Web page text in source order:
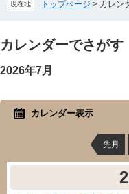
へ
現在地 トップページ > カレン
文
カレンダーでさがす
2026年7月
カレンダー表示
先月